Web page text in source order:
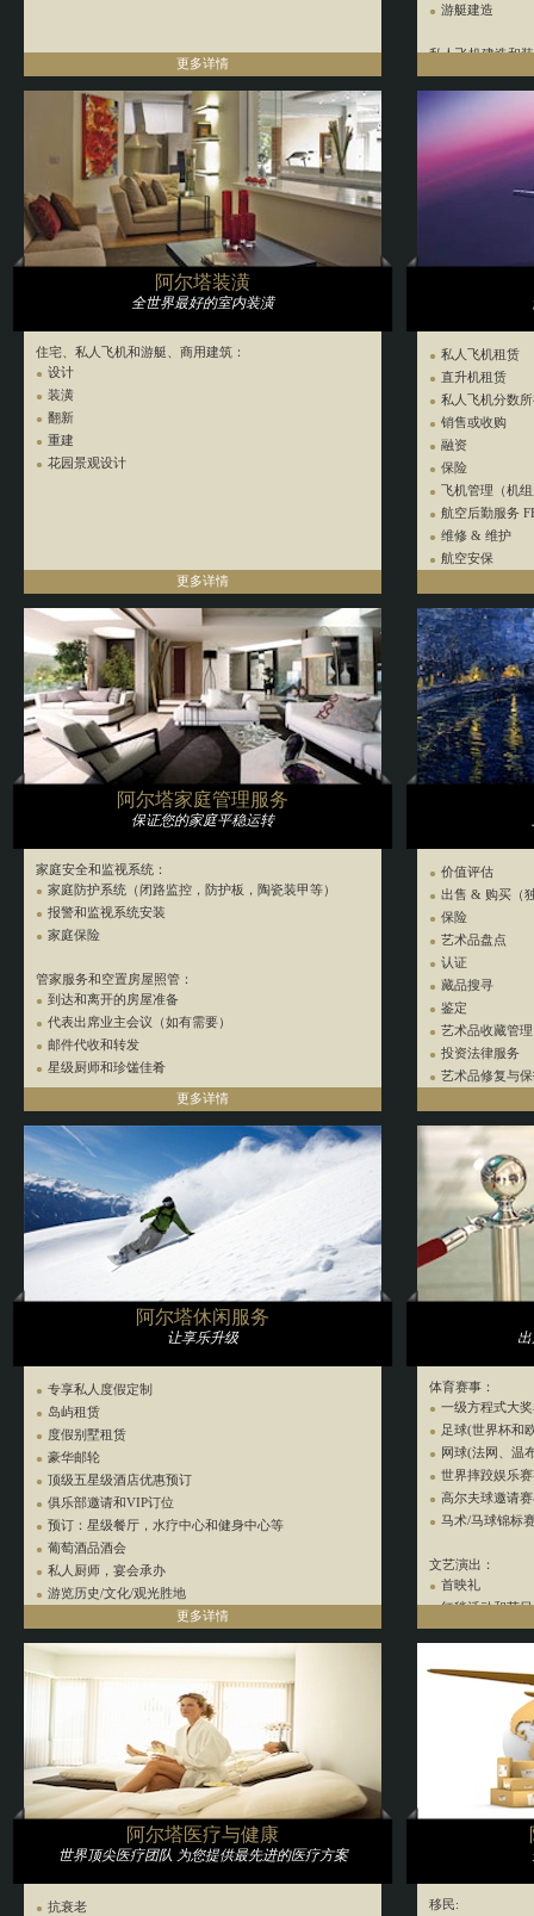
更多详情
游艇建造
私人飞机建造和
室内外设计
阿尔塔装潢
全世界最好的室内装潢
住宅、私人飞机和游艇、商用建筑：
设计
装潢
翻新
重建
花园景观设计
更多详情
私人飞机租赁
直升机租赁
私人飞机分数
销售或收购
融资
保险
飞机管理（机
航空后勤服务
维修 & 维护
航空安保
室内外设计
内部整修 & 装
私人飞机制造
阿尔塔家庭管理服务
保证您的家庭平稳运转
家庭安全和监视系统：
家庭防护系统（闭路监控，防护板，陶瓷装甲等）
报警和监视系统安装
家庭保险
管家服务和空置房屋照管：
到达和离开的房屋准备
代表出席业主会议（如有需要）
邮件代收和转发
星级厨师和珍馐佳肴
居家维修和维护，园丁服务：
采购和货物接收
园丁服务
露台和游泳池维护
居家清洁
家政服务人员
鲜花递送服务
洗衣递送服务
更多详情
价值评估
出售 & 购买（
保险
艺术品盘点
认证
藏品搜寻
鉴定
艺术品收藏管理
投资法律服务
艺术品修复与
阿尔塔休闲服务
让享乐升级
专享私人度假定制
岛屿租赁
度假别墅租赁
豪华邮轮
顶级五星级酒店优惠预订
俱乐部邀请和VIP订位
预订：星级餐厅，水疗中心和健身中心等
葡萄酒品酒会
私人厨师，宴会承办
游览历史/文化/观光胜地
豪华轿车服务
顶级体育赛事入场券预订
更多详情
体育赛事：
一级方程式大
足球(世界杯和
网球(法网、温
世界摔跤娱乐
高尔夫球邀请
马术/马球锦标
文艺演出：
首映礼
红毯活动和节日
歌剧表演
芭蕾舞及舞蹈
演唱会和现场表
百老汇、拉斯
慈善拍卖和非
全球展览
阿尔塔医疗与健康
世界顶尖医疗团队 为您提供最先进的医疗方案
抗衰老
移民: